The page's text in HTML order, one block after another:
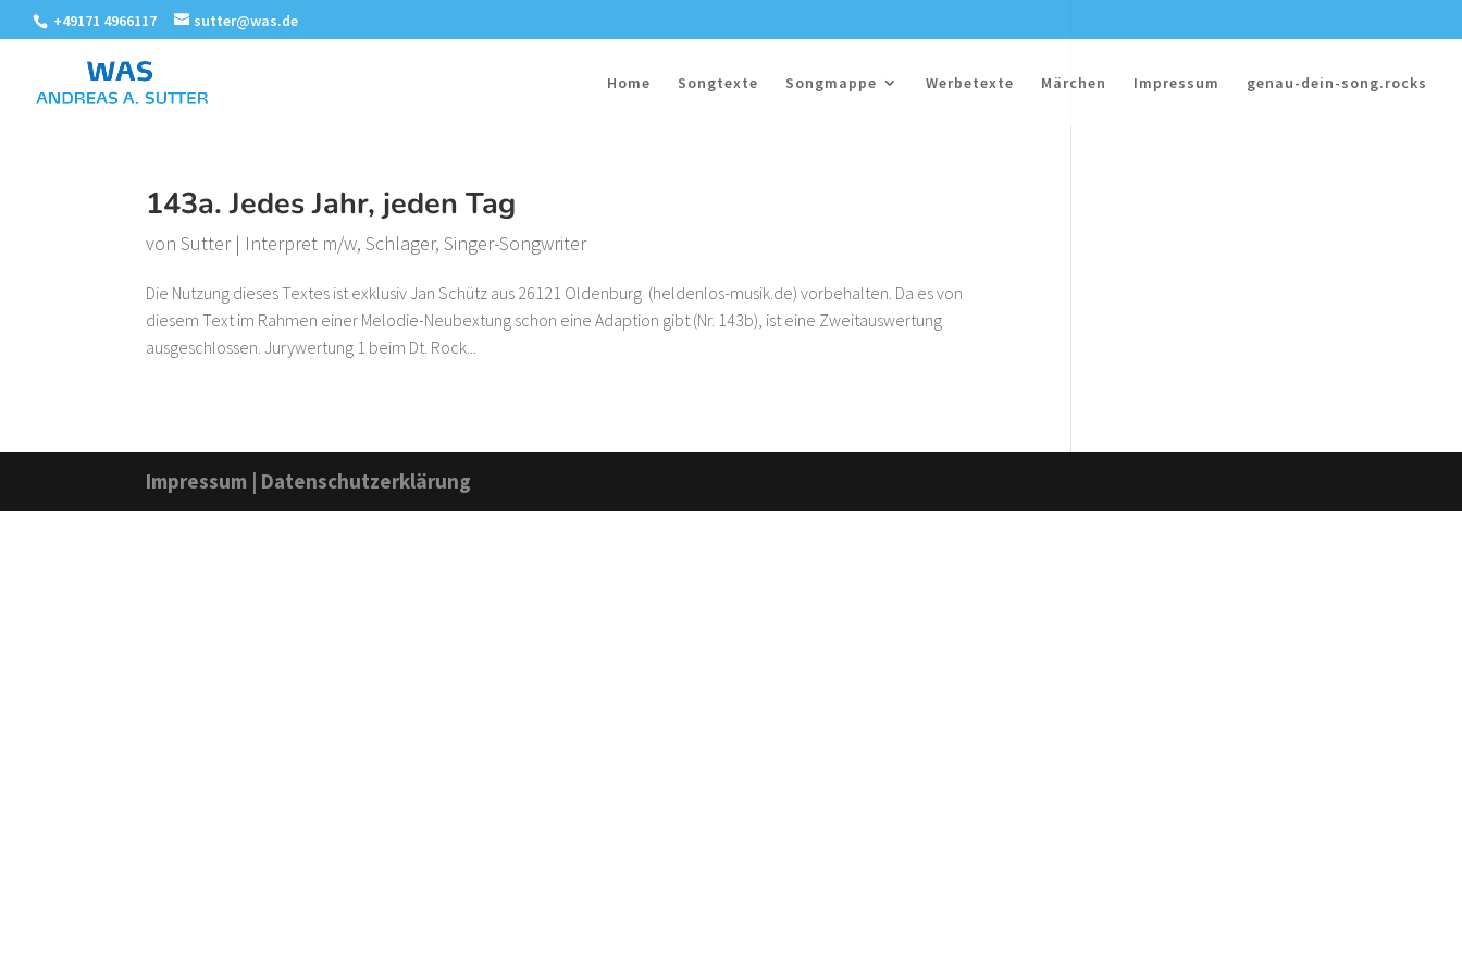
+49171 4966117 sutter@was.de
Home Songtexte Songmappe Werbetexte Märchen Impressum genau-dein-song.rocks
143a. Jedes Jahr, jeden Tag
vonSutter| Interpret m/w,Schlager,Singer-Songwriter
Die Nutzung dieses Textes ist exklusiv Jan Schütz aus 26121 Oldenburg (heldenlos-musik.de) vorbehalten. Da es von
diesem Text im Rahmen einer Melodie-Neubextung schon eine Adaption gibt (Nr. 143b), ist eine Zweitauswertung
ausgeschlossen. Jurywertung 1 beim Dt. Rock...
Impressum | Datenschutzerklärung